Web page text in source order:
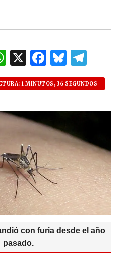
W
h
at
s
A
p
X F
a
c
e
b
o
o
k
B
lu
es
k
el
e
g
m
1 MINUTOS, 36 SEGUNDOS
con furia desde el año
pasado.